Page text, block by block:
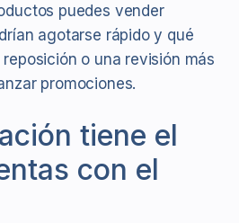
puedes vender
agotarse rápido y qué
o una revisión más
promociones.
tiene el
con el